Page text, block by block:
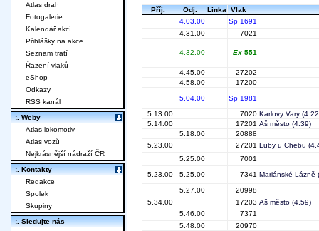
Příj. Odj. Linka Vlak
4.03.00
Sp 1691
4.31.00
7021
4.32.00 Ex 551
4.45.00
27202
4.58.00
17200
5.04.00
Sp 1981
5.13.00
7020 Karlovy Vary
5.14.00
17201 Aš město (4.39)
5.18.00
20888
5.23.00
27201 Luby u Chebu
5.25.00
7001
5.23.00
5.25.00 7341 Mariánské Lázně
5.27.00
20998
5.34.00
17203 Aš město (4.59)
5.46.00
7371
5.48.00
20970
Atlas drah
Fotogalerie
Kalendář akcí
Přihlášky na akce
Seznam tratí
Řazení vlaků
eShop
Odkazy
RSS kanál
:. Weby
Atlas lokomotiv
Atlas vozů
Nejkrásnější nádraží ČR
:. Kontakty
Redakce
Spolek
Skupiny
:. Sledujte nás